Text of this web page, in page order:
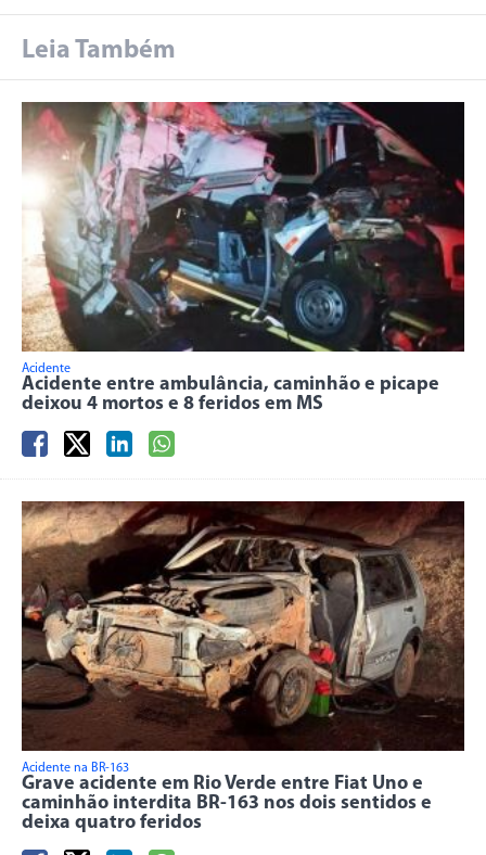
Leia Também
Acidente
Acidente entre ambulância, caminhão e picape
deixou 4 mortos e 8 feridos em MS
Acidente na BR-163
Grave acidente em Rio Verde entre Fiat Uno e
caminhão interdita BR-163 nos dois sentidos e
deixa quatro feridos